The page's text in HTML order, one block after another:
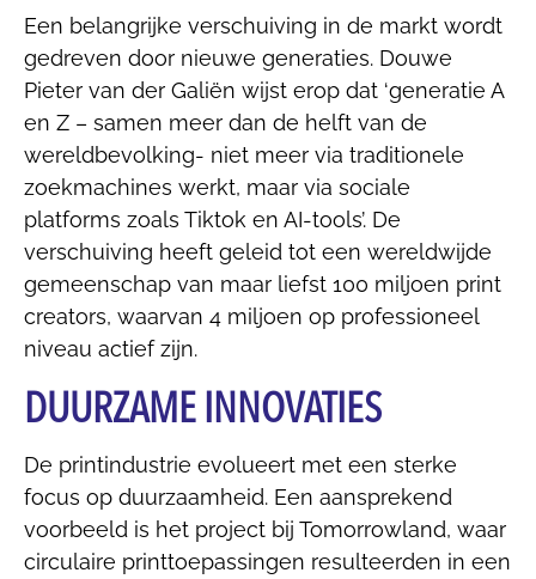
Een belangrijke verschuiving in de markt wordt
gedreven door nieuwe generaties. Douwe
Pieter van der Galiën wijst erop dat ‘generatie A
en Z – samen meer dan de helft van de
wereldbevolking- niet meer via traditionele
zoekmachines werkt, maar via sociale
platforms zoals Tiktok en AI-tools’. De
verschuiving heeft geleid tot een wereldwijde
gemeenschap van maar liefst 100 miljoen print
creators, waarvan 4 miljoen op professioneel
niveau actief zijn.
DUURZAME INNOVATIES
De printindustrie evolueert met een sterke
focus op duurzaamheid. Een aansprekend
voorbeeld is het project bij Tomorrowland, waar
circulaire printtoepassingen resulteerden in een